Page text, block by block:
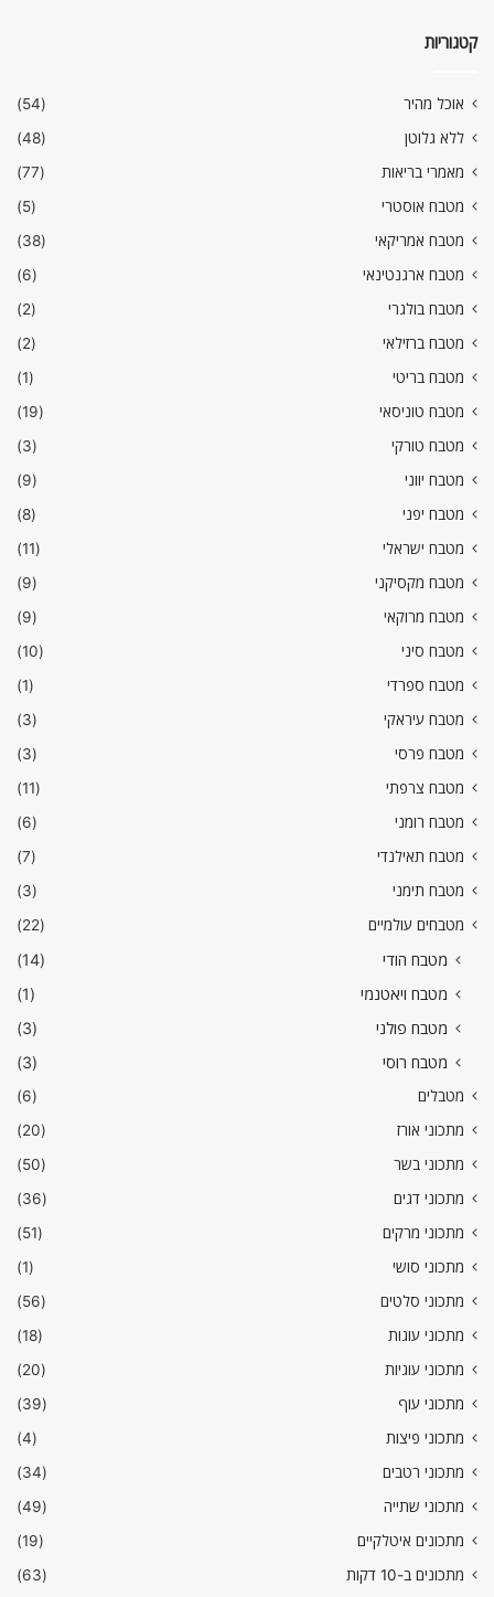
קטגוריות
אוכל מהיר
(54)
ללא גלוטן
(48)
מאמרי בריאות
(77)
מטבח אוסטרי
(5)
מטבח אמריקאי
(38)
מטבח ארגנטינאי
(6)
מטבח בולגרי
(2)
מטבח ברזילאי
(2)
מטבח בריטי
(1)
מטבח טוניסאי
(19)
מטבח טורקי
(3)
מטבח יווני
(9)
מטבח יפני
(8)
מטבח ישראלי
(11)
מטבח מקסיקני
(9)
מטבח מרוקאי
(9)
מטבח סיני
(10)
מטבח ספרדי
(1)
מטבח עיראקי
(3)
מטבח פרסי
(3)
מטבח צרפתי
(11)
מטבח רומני
(6)
מטבח תאילנדי
(7)
מטבח תימני
(3)
מטבחים עולמיים
(22)
מטבח הודי
(14)
מטבח ויאטנמי
(1)
מטבח פולני
(3)
מטבח רוסי
(3)
מטבלים
(6)
מתכוני אורז
(20)
מתכוני בשר
(50)
מתכוני דגים
(36)
מתכוני מרקים
(51)
מתכוני סושי
(1)
מתכוני סלטים
(56)
מתכוני עוגות
(18)
מתכוני עוגיות
(20)
מתכוני עוף
(39)
מתכוני פיצות
(4)
מתכוני רטבים
(34)
מתכוני שתייה
(49)
מתכונים איטלקיים
(19)
מתכונים ב-10 דקות
(63)